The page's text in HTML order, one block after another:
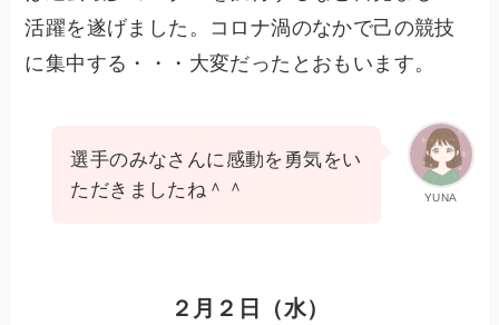
活躍を遂げました。コロナ渦のなかで己の競技
に集中する・・・大変だったとおもいます。
YUNA
選手のみなさんに感動を勇気をい
ただきましたね＾＾
２月２日（水）